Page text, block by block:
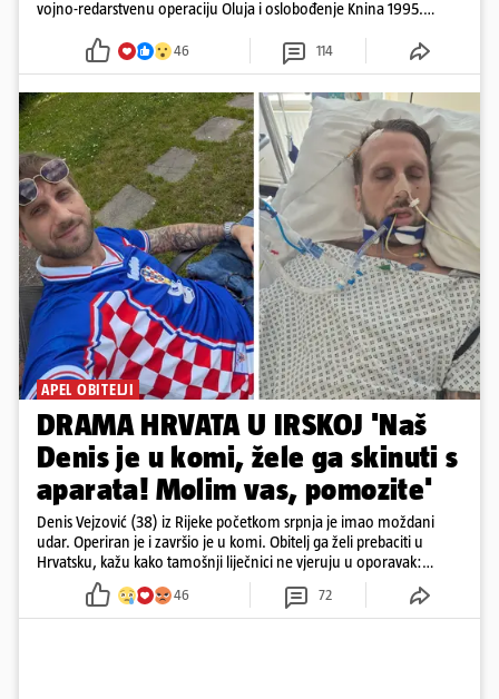
vojno-redarstvenu operaciju Oluja i oslobođenje Knina 1995.
46 114
APEL OBITELJI
DRAMA HRVATA U IRSKOJ 'Naš
Denis je u komi, žele ga skinuti s
aparata! Molim vas, pomozite'
Denis Vejzović (38) iz Rijeke početkom srpnja je imao moždani
udar. Operiran je i završio je u komi. Obitelj ga želi prebaciti u
Hrvatsku, kažu kako tamošnji liječnici ne vjeruju u oporavak:
'Imamo 72 sata'
46 72